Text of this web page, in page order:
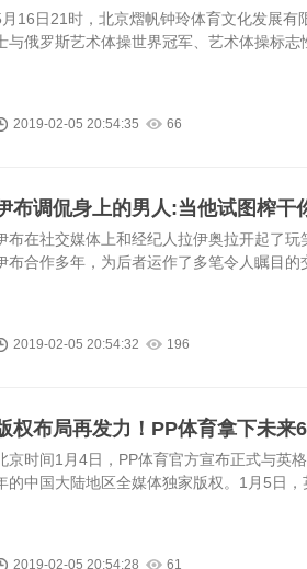
月16日21时，北京熠帆钟玲体育文化发展
与俄罗斯艺术体操世界冠军、艺术体操标志
2019-02-05 20:54:35 66
布调侃身上的男人:当他试图榨干
布在社交媒体上和经纪人拉伊奥拉开起了
布合作多年，为后者运作了多笔令人瞩目的
2019-02-05 20:54:32 196
权布局再发力！PP体育拿下未来
京时间1月4日，PP体育官方宣布正式与英
的中国大陆地区全媒体独家版权。1月5日，
2019-02-05 20:54:28 61